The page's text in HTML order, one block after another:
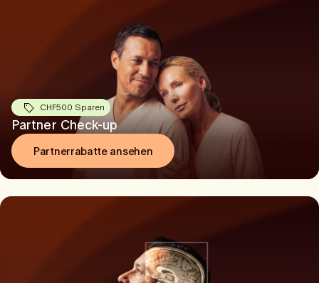
CHF500 Sparen
Partner Check-up
Partnerrabatte ansehen